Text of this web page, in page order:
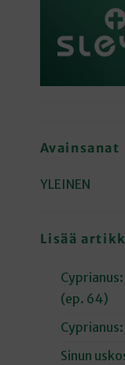
Avainsanat
YLEINEN
Lisää
(ep. 64)
Sinun